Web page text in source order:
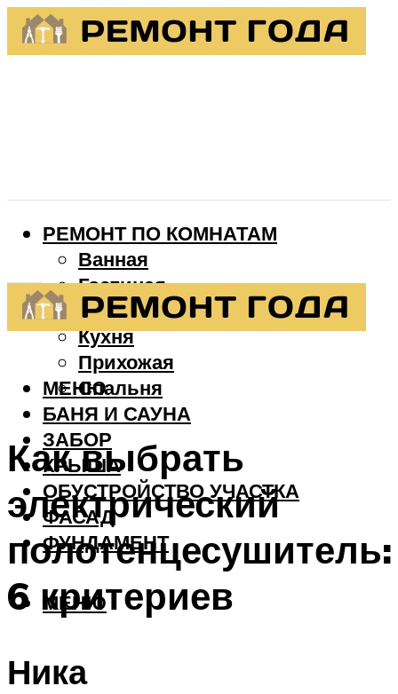
РЕМОНТ ПО КОМНАТАМ
Ванная
Гостиная
Детская
Кухня
Прихожая
Спальня
БАНЯ И САУНА
ЗАБОР
КРЫША
ОБУСТРОЙСТВО УЧАСТКА
ФАСАД
ФУНДАМЕНТ
МЕНЮ
МЕНЮ
Как выбрать
электрический
полотенцесушитель:
6 критериев
Ника